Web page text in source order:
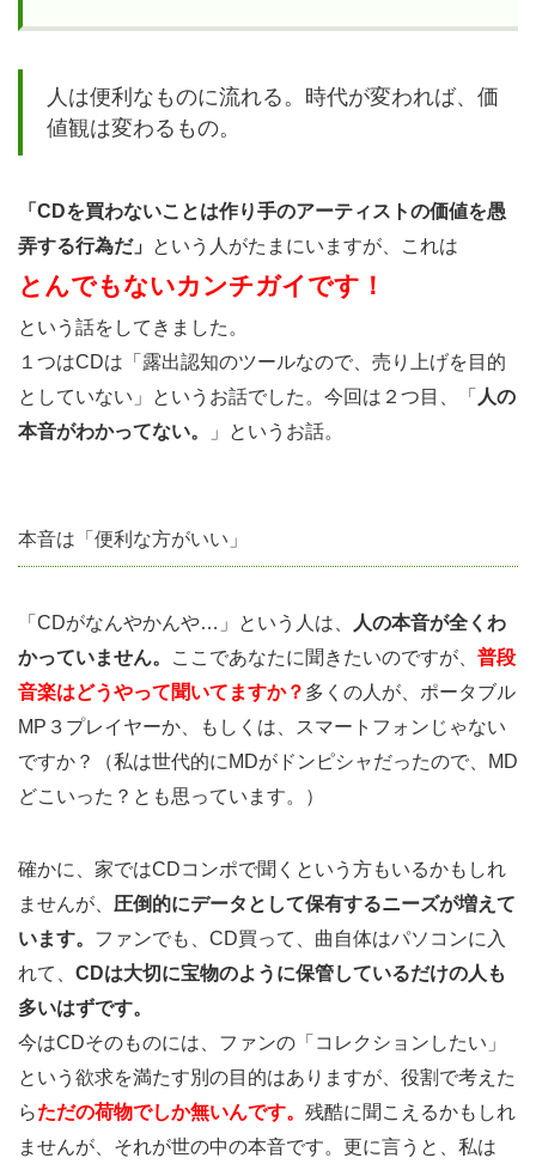
5.2.2
し、信
頼して
5.2.3
教育
し、契
約して
もらう
人は便利なものに流れる。時代が変われば、価
値観は変わるもの。
「CDを買わないことは作り手のアーティストの価値を愚
弄する行為だ」
という人がたまにいますが、これは
とんでもないカンチガイです！
という話をしてきました。
１つはCDは「露出認知のツールなので、売り上げを目的
としていない」というお話でした。今回は２つ目、「 人の
本音がわかってない。
」というお話。
本音は「便利な方がいい」
「CDがなんやかんや…」という人は、
人の本音が全くわ
かっていません。
ここであなたに聞きたいのですが、 普段
音楽はどうやって聞いてますか？ 多くの人が、ポータブル
MP３プレイヤーか、もしくは、スマートフォンじゃない
ですか？（私は世代的にMDがドンピシャだったので、MD
どこいった？とも思っています。）
確かに、家ではCDコンポで聞くという方もいるかもしれ
ませんが、 圧倒的にデータとして保有するニーズが増えて
います。 ファンでも、CD買って、曲自体はパソコンに入
れて、 CDは大切に宝物のように保管しているだけの人も
多いはずです。
今はCDそのものには、ファンの「コレクションしたい」
という欲求を満たす別の目的はありますが、役割で考えた
らただの荷物でしか無いんです。 残酷に聞こえるかもしれ
ませんが、それが世の中の本音です。更に言うと、私は